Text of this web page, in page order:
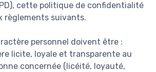
cette politique de confidentialité
règlements suivants.
personnel doivent être :
licite, loyale et transparente au
concernée (licéité, loyauté,